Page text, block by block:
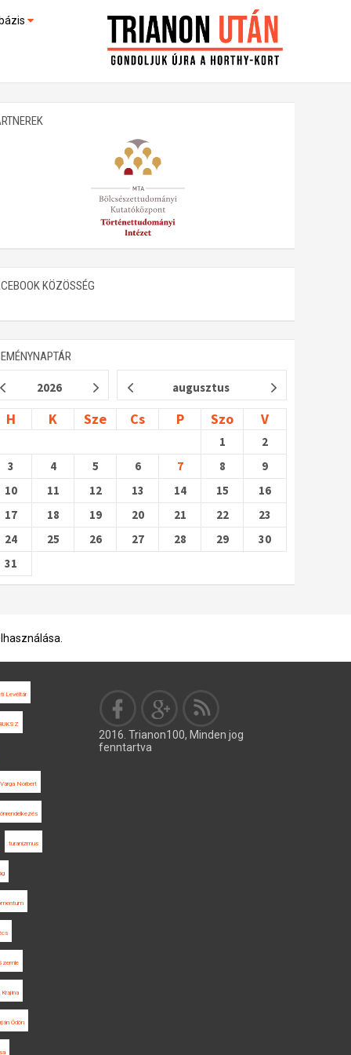
(feltöltés alatt)
KÖZÖSSÉG
2026 augusztus
H K Sze Cs P Szo V
1
2
3
4 5 6 7 8
9
10
11 12 13 14 15
16
17
18 19 20 21 22
23
24
25 26 27 28 29
30
31
Levéltár
BUKSZ
Varga Norbert
turanizmus
Krajina
Ödön
2016. Trianon100, Minden jog
fenntartva